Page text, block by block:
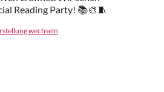
Reading Party! 📚🎨🧵
wechseln